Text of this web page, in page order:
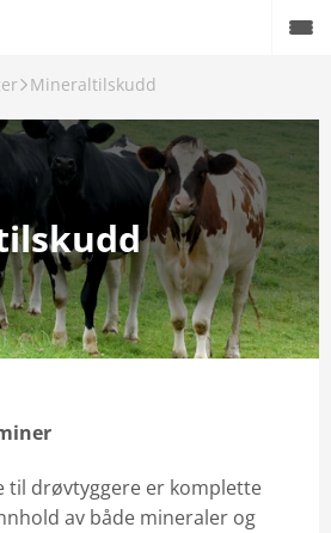
Mineraltilskudd
til drøvtyggere er komplette
av både mineraler og
Group